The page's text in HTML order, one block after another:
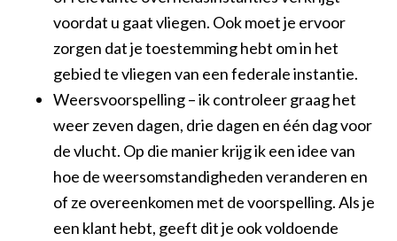
voordat u gaat vliegen. Ook moet je ervoor
zorgen dat je toestemming hebt om in het
gebied te vliegen van een federale instantie.
Weersvoorspelling – ik controleer graag het
weer zeven dagen, drie dagen en één dag voor
de vlucht. Op die manier krijg ik een idee van
hoe de weersomstandigheden veranderen en
of ze overeenkomen met de voorspelling. Als je
een klant hebt, geeft dit je ook voldoende